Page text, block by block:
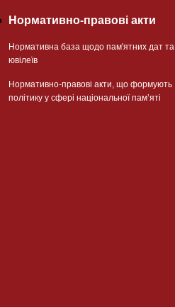
Нормативно-правові акти
Нормативна база щодо пам'ятних дат та
ювілеїв
Нормативно-правові акти, що формують
політику у сфері національної памʼяті